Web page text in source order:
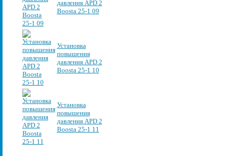
давления APD 2
Boosta 25-1 09
Установка
повышения
давления APD 2
Boosta 25-1 10
Установка
повышения
давления APD 2
Boosta 25-1 11